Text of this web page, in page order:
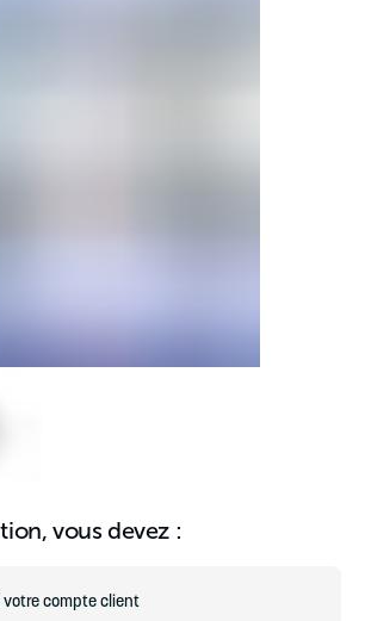
vous devez :
votre compte client